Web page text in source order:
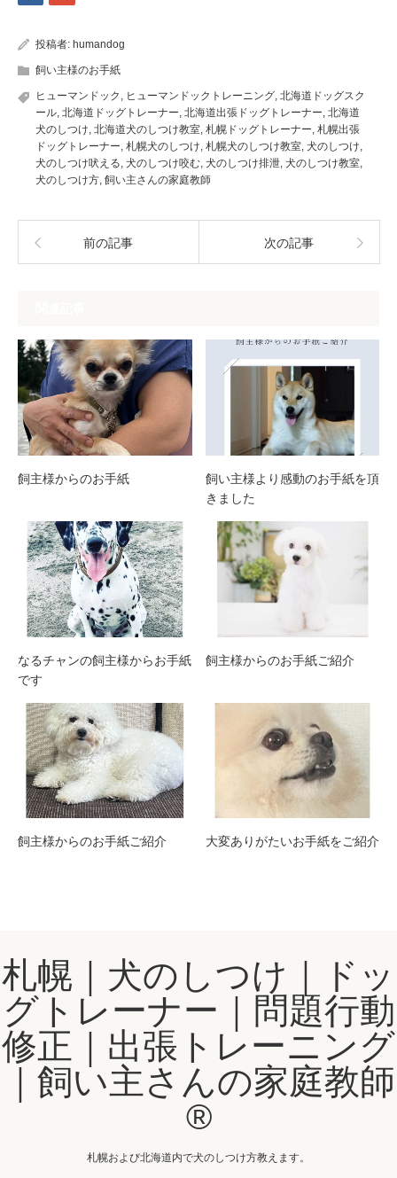
投稿者: humandog
飼い主様のお手紙
ヒューマンドック ヒューマンドックトレーニング 北海道ドッグスク
ール 北海道ドッグトレーナー 北海道出張ドッグトレーナー 北海道
犬のしつけ 北海道犬のしつけ教室 札幌ドッグトレーナー 札幌出張
ドッグトレーナー 札幌犬のしつけ 札幌犬のしつけ教室 犬のしつけ
犬のしつけ吠える 犬のしつけ咬む 犬のしつけ排泄 犬のしつけ教室
犬のしつけ方 飼い主さんの家庭教師
前の記事 次の記事
飼主様からのお手紙
飼い主様より感動のお手紙を頂
きました
なるチャンの飼主様からお手紙
です
飼主様からのお手紙ご紹介
飼主様からのお手紙ご紹介 大変ありがたいお手紙をご紹介
札幌｜犬のしつけ｜ドッ
グトレーナー｜問題行動
修正｜出張トレーニング
｜飼い主さんの家庭教師
®️
札幌および北海道内で犬のしつけ方教えます。